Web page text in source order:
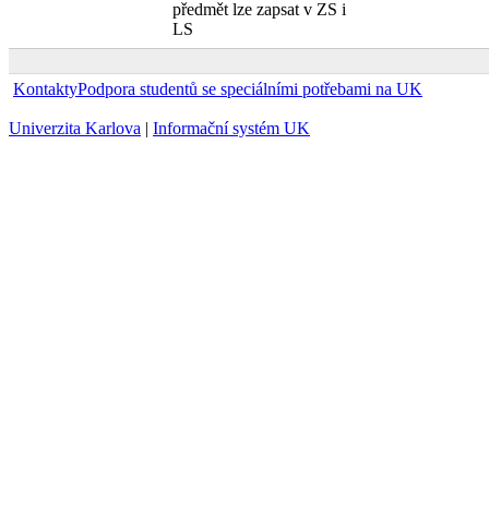
předmět lze zapsat v ZS i
LS
KontaktyPodpora studentů se speciálními potřebami na UK
Univerzita Karlova | Informační systém UK